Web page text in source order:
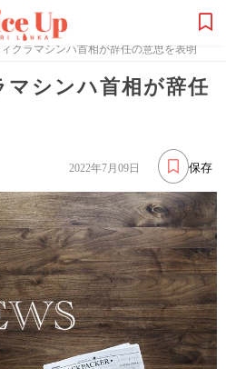
クラマシンハ首相が辞任の意思を表明
シンハ首相が辞任
保存
2022年7月09日